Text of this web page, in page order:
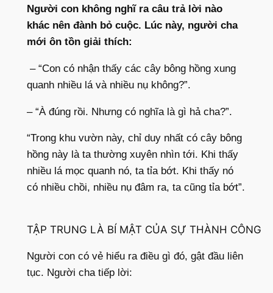
Người con không nghĩ ra câu trả lời nào
khác nên đành bỏ cuộc. Lúc này, người cha
mới ôn tồn giải thích:
– “Con có nhận thấy các cây bông hồng xung
quanh nhiều lá và nhiều nụ không?”.
– “À đúng rồi. Nhưng có nghĩa là gì hả cha?”.
“Trong khu vườn này, chỉ duy nhất có cây bông
hồng này là ta thường xuyên nhìn tới. Khi thấy
nhiều lá mọc quanh nó, ta tỉa bớt. Khi thấy nó
có nhiều chồi, nhiều nụ đâm ra, ta cũng tỉa bớt”.
TẬP TRUNG LÀ BÍ MẬT CỦA SỰ THÀNH CÔNG
Người con có vẻ hiểu ra điều gì đó, gật đầu liên
tục. Người cha tiếp lời: